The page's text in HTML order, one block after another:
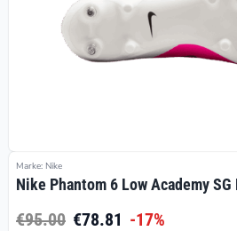
Marke: Nike
Nike Phantom 6 Low Academy
€95.00 €78.81 -17%